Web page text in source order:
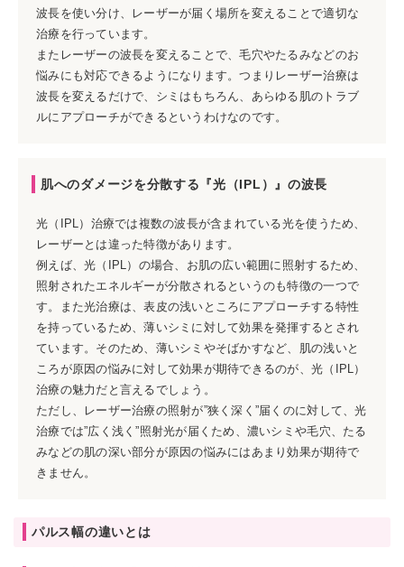
波長を使い分け、レーザーが届く場所を変えることで適切な
治療を行っています。
またレーザーの波長を変えることで、毛穴やたるみなどのお
悩みにも対応できるようになります。つまりレーザー治療は
波長を変えるだけで、シミはもちろん、あらゆる肌のトラブ
ルにアプローチができるというわけなのです。
肌へのダメージを分散する『光（IPL）』の波長
光（IPL）治療では複数の波長が含まれている光を使うため、
レーザーとは違った特徴があります。
例えば、光（IPL）の場合、お肌の広い範囲に照射するため、
照射されたエネルギーが分散されるというのも特徴の一つで
す。また光治療は、表皮の浅いところにアプローチする特性
を持っているため、薄いシミに対して効果を発揮するとされ
ています。そのため、薄いシミやそばかすなど、肌の浅いと
ころが原因の悩みに対して効果が期待できるのが、光（IPL）
治療の魅力だと言えるでしょう。
ただし、レーザー治療の照射が”狭く深く”届くのに対して、光
治療では”広く浅く”照射光が届くため、濃いシミや毛穴、たる
みなどの肌の深い部分が原因の悩みにはあまり効果が期待で
きません。
パルス幅の違いとは